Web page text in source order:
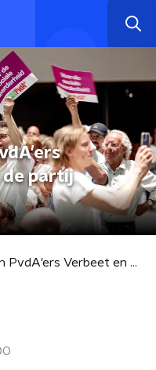
de partij
Waarom hebben PvdA'ers Verbeet en Jacobi de partij verlaten?